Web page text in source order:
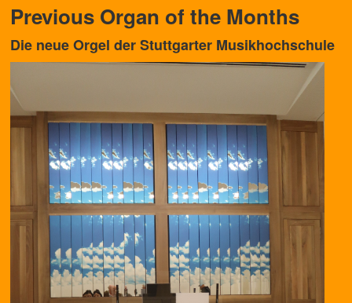
Previous Organ of the Months
Die neue Orgel der Stuttgarter Musikhochschule